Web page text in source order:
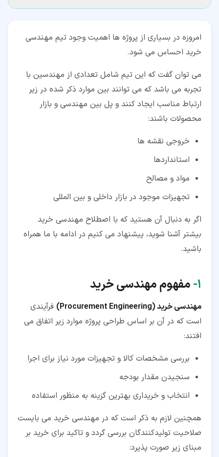
در مهندسی خرید
۴‏- وظایف کلی مهندسان در این فرآیند
امروزه در بسیاری از پروژه ها اهمیت وجود تیم مهندسی
خرید احساس می شود.
می توان گفت که این تیم شامل تعدادی از مهندسین با
تجربه می باشد که می توانند بین موارد ذکر شده در زیر
ارتباط مناسب ایجاد کنند و پل بین مهندسی و بازار
محصولات باشند:
خروجی نقشه ها
استانداردها
مواد و مصالح
تجهیزات موجود در بازار داخلی و بین المللی
اگر به دنبال آن هستید که با اصطلاح مهندسی خرید
بیشتر آشنا شوید، پیشنهاد می کنیم در ادامه با ما همراه
باشید.
۱‏- مفهوم مهندسی خرید
مهندسی خرید (Procurement Engineering)
فرآیندی
است که در آن بر اساس طراحی پروژه موارد زیر اتفاق می
افتند:
بررسی مشخصات کالا و تجهیزات مورد نیاز برای اجرا
سنجیدن مقدار بودجه
انتخاب و خریداری بهترین گزینه به منظور استفاده
همچنین لازم به ذکر است که در مهندسی خرید می بایست
صلاحیت تولیدکنندگان بررسی گردد و تاکید برای خرید بر
مبنای زیر صورت پذیرد: